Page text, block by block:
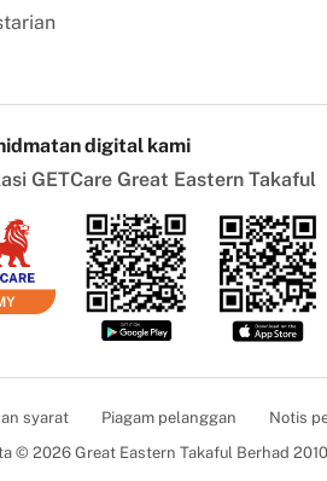
digital kami
GETCare Great Eastern Takaful
syarat Piagam pelanggan Notis
© 2026 Great Eastern Takaful Berhad